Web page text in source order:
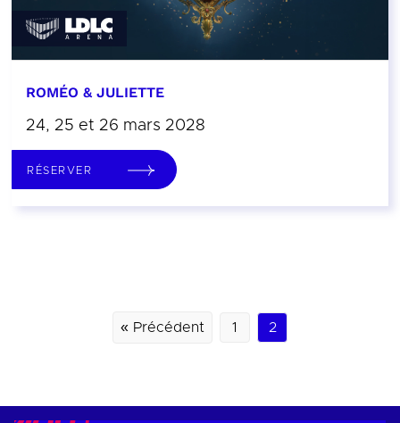
ROMÉO & JULIETTE
24, 25 et 26 mars 2028
RÉSERVER
« Précédent 1 2